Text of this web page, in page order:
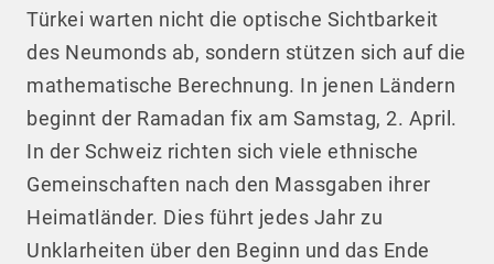
Türkei warten nicht die optische Sichtbarkeit
des Neumonds ab, sondern stützen sich auf die
mathematische Berechnung. In jenen Ländern
beginnt der Ramadan fix am Samstag, 2. April.
In der Schweiz richten sich viele ethnische
Gemeinschaften nach den Massgaben ihrer
Heimatländer. Dies führt jedes Jahr zu
Unklarheiten über den Beginn und das Ende